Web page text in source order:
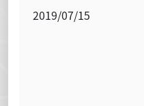
2019/07/15